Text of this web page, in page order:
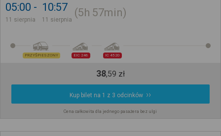
05:00
11 sierpnia
10:57
11 sierpnia
5h 57min
PRZYŚPIESZONY EIC 246 IC 4520
38,59 zł
Kup bilet na 1 z 3 odcinków
Cena całkowita dla jednego pasażera bez ulgi